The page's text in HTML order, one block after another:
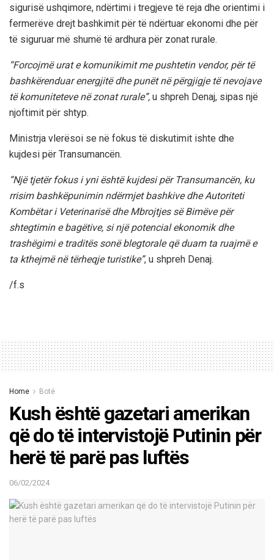
sigurisë ushqimore, ndërtimi i tregjeve të reja dhe orientimi i
fermerëve drejt bashkimit për të ndërtuar ekonomi dhe për
të siguruar më shumë të ardhura për zonat rurale.
“Forcojmë urat e komunikimit me pushtetin vendor, për të
bashkërenduar energjitë dhe punët në përgjigje të nevojave
të komuniteteve në zonat rurale”, u shpreh Denaj, sipas një
njoftimit për shtyp.
Ministrja vlerësoi se në fokus të diskutimit ishte dhe
kujdesi për Transumancën.
“Një tjetër fokus i yni është kujdesi për Transumancën, ku
rrisim bashkëpunimin ndërmjet bashkive dhe Autoriteti
Kombëtar i Veterinarisë dhe Mbrojtjes së Bimëve për
shtegtimin e bagëtive, si një potencial ekonomik dhe
trashëgimi e traditës sonë blegtorale që duam ta ruajmë e
ta kthejmë në tërheqje turistike”, u shpreh Denaj.
/f.s
Home Botë
Kush është gazetari amerikan
që do të intervistojë Putinin për
herë të parë pas luftës
06/02/2024